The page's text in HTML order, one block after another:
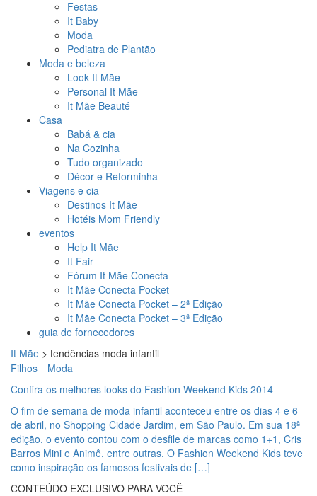
Festas
It Baby
Moda
Pediatra de Plantão
Moda e beleza
Look It Mãe
Personal It Mãe
It Mãe Beauté
Casa
Babá & cia
Na Cozinha
Tudo organizado
Décor e Reforminha
Viagens e cia
Destinos It Mãe
Hotéis Mom Friendly
eventos
Help It Mãe
It Fair
Fórum It Mãe Conecta
It Mãe Conecta Pocket
It Mãe Conecta Pocket – 2ª Edição
It Mãe Conecta Pocket – 3ª Edição
guia de fornecedores
It Mãe > tendências moda infantil
Filhos
Moda
Confira os melhores looks do Fashion Weekend Kids 2014
O fim de semana de moda infantil aconteceu entre os dias 4 e 6
de abril, no Shopping Cidade Jardim, em São Paulo. Em sua 18ª
edição, o evento contou com o desfile de marcas como 1+1, Cris
Barros Mini e Animê, entre outras. O Fashion Weekend Kids teve
como inspiração os famosos festivais de […]
CONTEÚDO EXCLUSIVO PARA VOCÊ